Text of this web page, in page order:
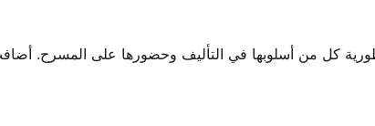
كل من أسلوبها في التأليف وحضورها على المسرح.